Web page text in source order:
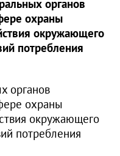
органов
охраны
окружающего
потребления
органов
охраны
окружающего
потребления